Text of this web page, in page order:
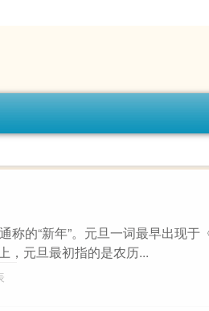
称的“新年”。元旦一词最早出现于
，元旦最初指的是农历...